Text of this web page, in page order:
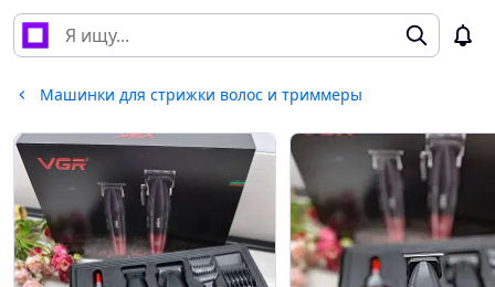
Машинки для стрижки волос и триммеры